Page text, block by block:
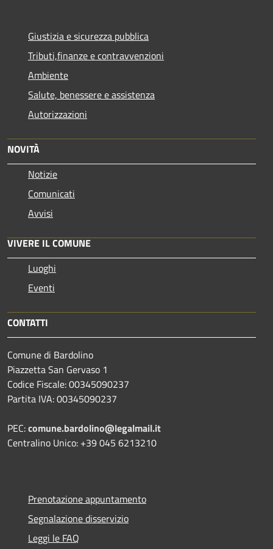
Giustizia e sicurezza pubblica
Tributi,finanze e contravvenzioni
Ambiente
Salute, benessere e assistenza
Autorizzazioni
NOVITÀ
Notizie
Comunicati
Avvisi
VIVERE IL COMUNE
Luoghi
Eventi
CONTATTI
Comune di Bardolino
Piazzetta San Gervaso 1
Codice Fiscale: 00345090237
Partita IVA: 00345090237
PEC:comune.bardolino@legalmail.it
Centralino Unico: +39 045 6213210
Prenotazione appuntamento
Segnalazione disservizio
Leggi le FAQ